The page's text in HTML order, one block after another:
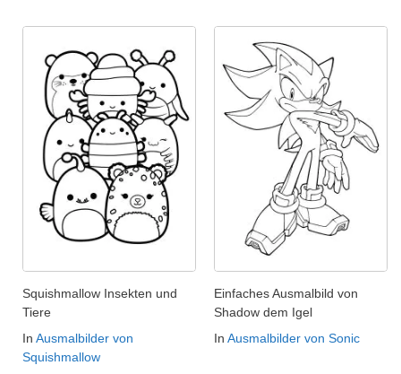
Squishmallow Insekten und
Tiere
In Ausmalbilder von
Squishmallow
Einfaches Ausmalbild von
Shadow dem Igel
In Ausmalbilder von Sonic